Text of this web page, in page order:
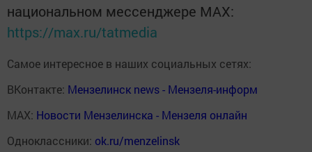
национальном мессенджере MАХ:
https://max.ru/tatmedia
Самое интересное в наших социальных сетях:
ВКонтакте: Мензелинск news - Мензеля-информ
MAX: Новости Мензелинска - Мензеля онлайн
Одноклассники: ok.ru/menzelinsk